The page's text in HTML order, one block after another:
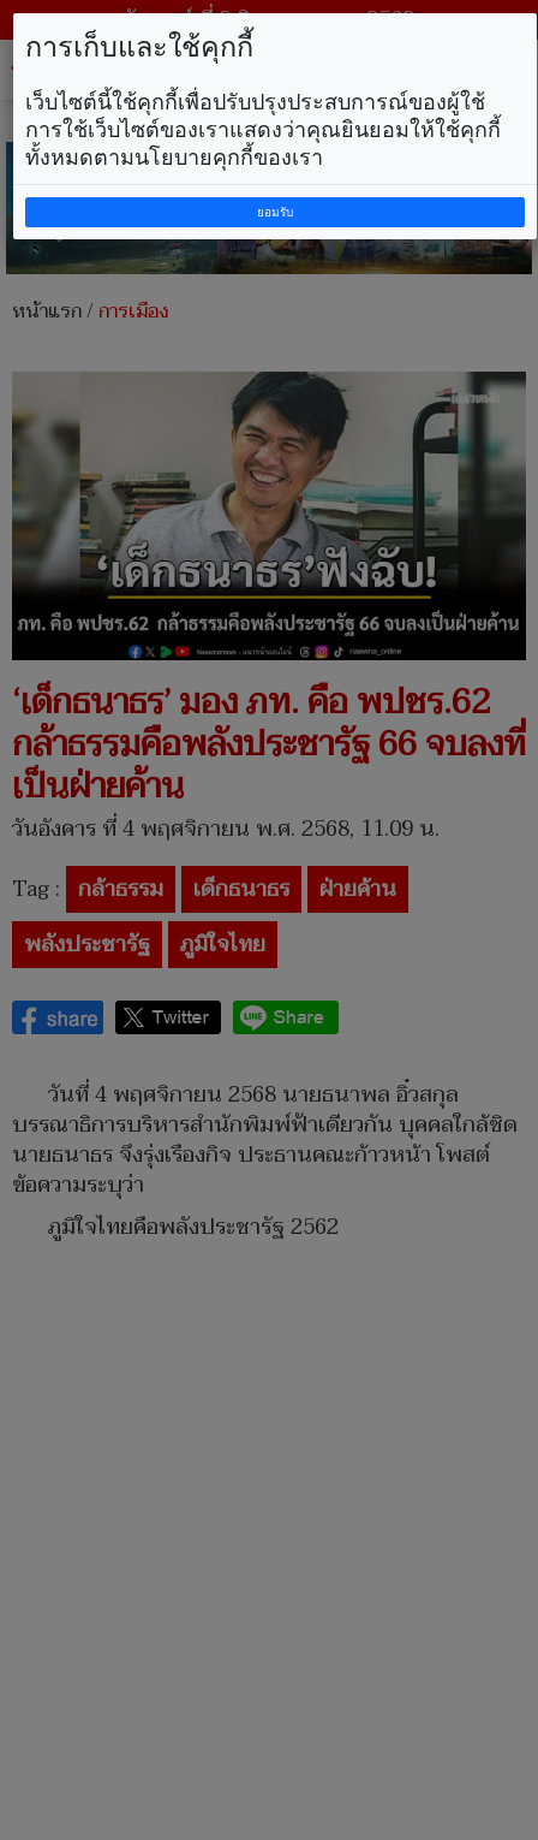
วันเสาร์ ที่ 8 สิงหาคม พ.ศ. 2569
หน้าแรก/การเมือง
‘เด็กธนาธร’ มอง ภท. คือ พปชร.62
กล้าธรรมคือพลังประชารัฐ 66 จบลงที่
เป็นฝ่ายค้าน
วันอังคาร ที่ 4 พฤศจิกายน พ.ศ. 2568, 11.09 น.
Tag : กล้าธรรม เด็กธนาธร
ฝ่ายค้าน
พลังประชารัฐ
ภูมิใจไทย
วันที่ 4 พฤศจิกายน 2568 นายธนาพล อิ๋วสกุล
บรรณาธิการบริหารสำนักพิมพ์ฟ้าเดียวกัน บุคคลใกล้ชิด
นายธนาธร จึงรุ่งเรืองกิจ ประธานคณะก้าวหน้า โพสต์
ข้อความระบุว่า
ภูมิใจไทยคือพลังประชารัฐ 2562
การเก็บและใช้คุกกี้
เว็บไซต์นี้ใช้คุกกี้เพื่อปรับปรุงประสบการณ์ของผู้ใช้
การใช้เว็บไซต์ของเราแสดงว่าคุณยินยอมให้ใช้คุกกี้
ทั้งหมดตามนโยบายคุกกี้ของเรา
ยอมรับ